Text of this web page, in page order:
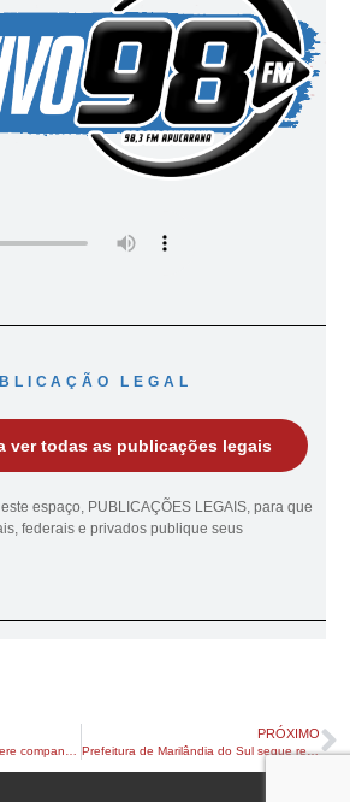
LEGAL
ver todas as publicações legais
espaço, PUBLICAÇÕES LEGAIS, para que
federais e privados publique seus
Mulher reage a agressão e fere companheiro com faca em Apucarana
PRÓXIMO
Prefeitura de Marilândia do Sul segue renovando a frota municipal